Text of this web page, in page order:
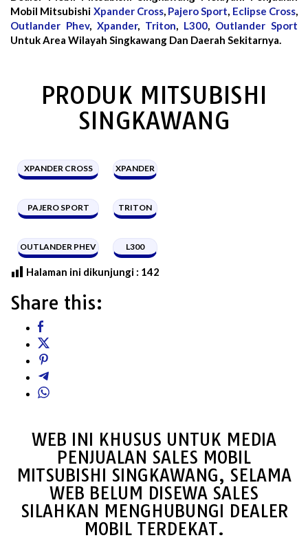
Mobil Mitsubishi Xpander Cross, Pajero Sport, Eclipse Cross,
Outlander Phev, Xpander, Triton, L300, Outlander Sport
Untuk Area Wilayah Singkawang Dan Daerah Sekitarnya.
PRODUK MITSUBISHI
SINGKAWANG
XPANDER CROSS XPANDER
PAJERO SPORT TRITON
OUTLANDER PHEV L300
Halaman ini dikunjungi : 142
Share this:
WEB INI KHUSUS UNTUK MEDIA
PENJUALAN SALES MOBIL
MITSUBISHI SINGKAWANG, SELAMA
WEB BELUM DISEWA SALES
SILAHKAN MENGHUBUNGI DEALER
MOBIL TERDEKAT.